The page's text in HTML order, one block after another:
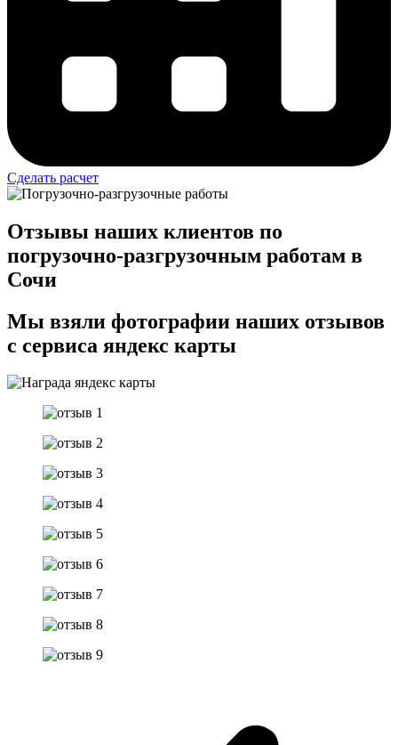
Сделать расчет
Отзывы наших клиентов по
погрузочно-разгрузочным работам в
Сочи
Мы взяли фотографии наших отзывов
с сервиса яндекс карты